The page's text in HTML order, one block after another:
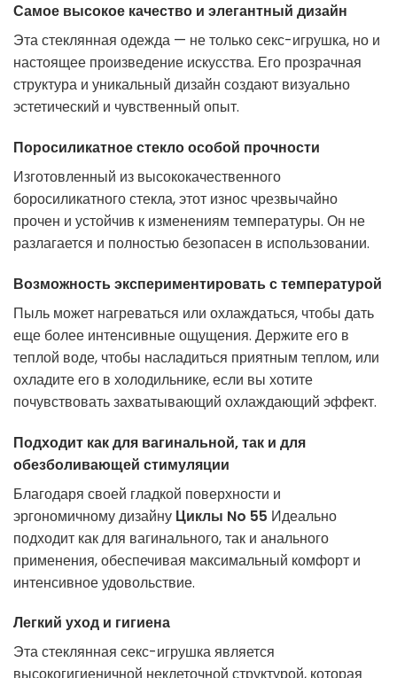
Самое высокое качество и элегантный дизайн
Эта стеклянная одежда — не только секс-игрушка, но и
настоящее произведение искусства. Его прозрачная
структура и уникальный дизайн создают визуально
эстетический и чувственный опыт.
Поросиликатное стекло особой прочности
Изготовленный из высококачественного
боросиликатного стекла, этот износ чрезвычайно
прочен и устойчив к изменениям температуры. Он не
разлагается и полностью безопасен в использовании.
Возможность экспериментировать с температурой
Пыль может нагреваться или охлаждаться, чтобы дать
еще более интенсивные ощущения. Держите его в
теплой воде, чтобы насладиться приятным теплом, или
охладите его в холодильнике, если вы хотите
почувствовать захватывающий охлаждающий эффект.
Подходит как для вагинальной, так и для
обезболивающей стимуляции
Благодаря своей гладкой поверхности и
эргономичному дизайну Циклы No 55 Идеально
подходит как для вагинального, так и анального
применения, обеспечивая максимальный комфорт и
интенсивное удовольствие.
Легкий уход и гигиена
Эта стеклянная секс-игрушка является